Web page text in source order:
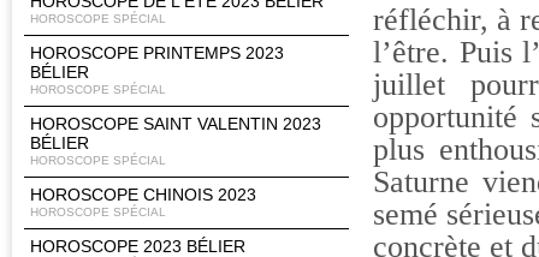
HOROSCOPE SPÉCIAL
HOROSCOPE PRINTEMPS 2023
BÉLIER
HOROSCOPE SPÉCIAL
HOROSCOPE SAINT VALENTIN 2023
BÉLIER
HOROSCOPE SPÉCIAL
HOROSCOPE CHINOIS 2023
HOROSCOPE SPÉCIAL
HOROSCOPE 2023 BÉLIER
réfléchir, à
l’être. Puis
juillet
opportunité
plus
Saturne
semé
concrète et